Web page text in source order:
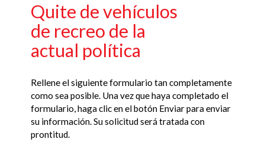
Quite de vehículos
de recreo de la
actual política
Rellene el siguiente formulario tan completamente
como sea posible. Una vez que haya completado el
formulario, haga clic en el botón Enviar para enviar
su información. Su solicitud será tratada con
prontitud.